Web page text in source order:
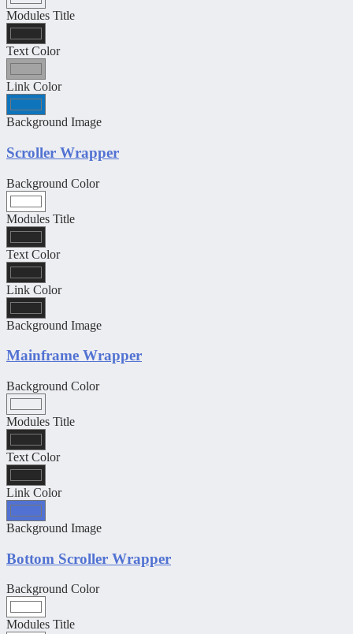
Modules Title
Text Color
Link Color
Background Image
Scroller Wrapper
Background Color
Modules Title
Text Color
Link Color
Background Image
Mainframe Wrapper
Background Color
Modules Title
Text Color
Link Color
Background Image
Bottom Scroller Wrapper
Background Color
Modules Title